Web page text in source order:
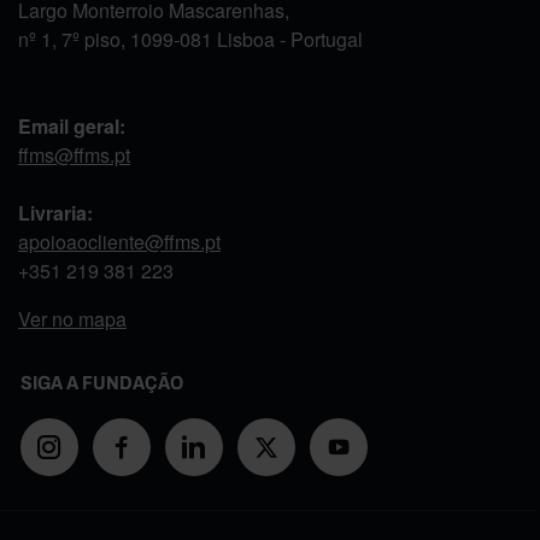
Largo Monterroio Mascarenhas,
nº 1, 7º piso, 1099-081 Lisboa - Portugal
Email geral:
ffms@ffms.pt
Livraria:
apoioaocliente@ffms.pt
+351 219 381 223
Ver no mapa
SIGA A FUNDAÇÃO